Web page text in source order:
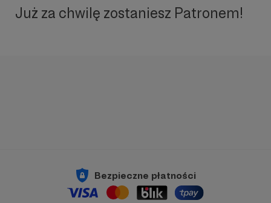
Już za chwilę zostaniesz Patronem!
Bezpieczne płatności